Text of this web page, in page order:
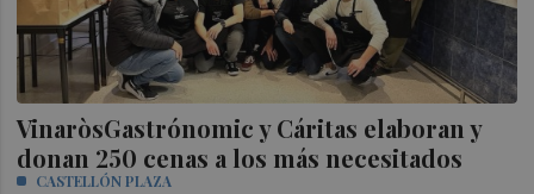
VinaròsGastrónomic y Cáritas elaboran y
donan 250 cenas a los más necesitados
CASTELLÓN PLAZA